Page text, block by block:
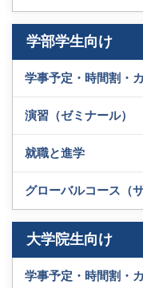
学部学生向け
学事予定・時間割・
演習（ゼミナール）
就職と進学
グローバルコース（
大学院生向け
学事予定・時間割・